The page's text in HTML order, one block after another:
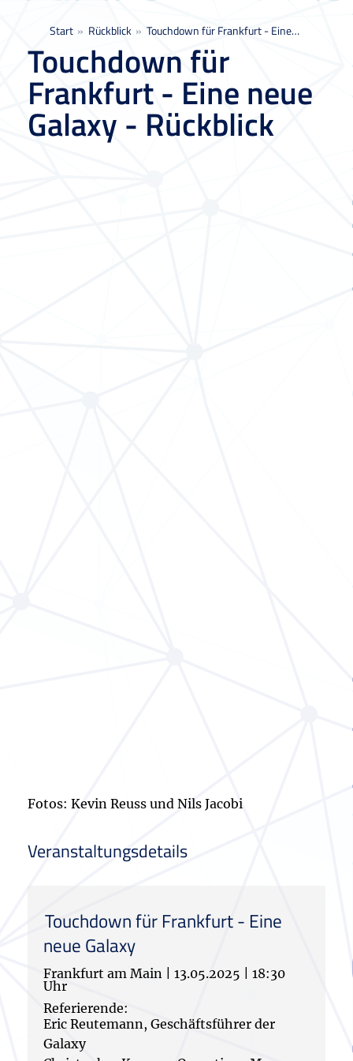
Sie befinden sich hier:
Start Rückblick Touchdown für Frankfurt - Eine…
Touchdown für
Frankfurt - Eine neue
Galaxy - Rückblick
Fotos: Kevin Reuss und Nils Jacobi
Veranstaltungsdetails
Touchdown für Frankfurt - Eine
neue Galaxy
Frankfurt am Main 13.05.2025
18:30
Uhr
Referierende:
Eric Reutemann, Geschäftsführer der
Galaxy